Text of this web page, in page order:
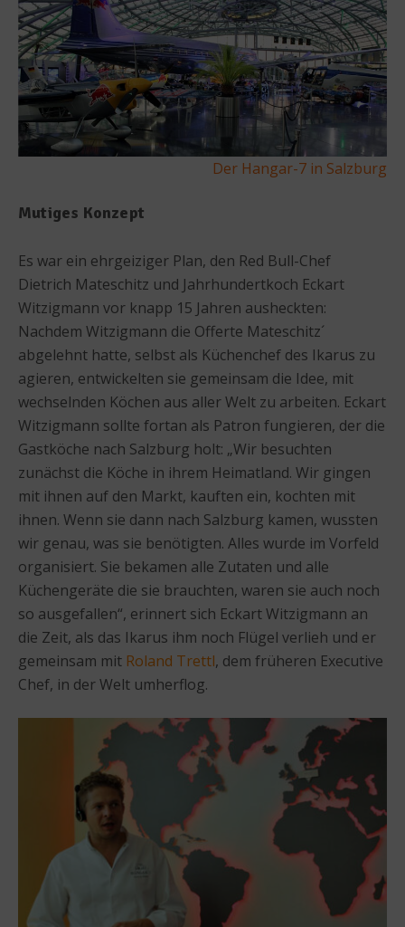
Der Hangar-7 in Salzburg
Mutiges Konzept
Es war ein ehrgeiziger Plan, den Red Bull-Chef
Dietrich Mateschitz und Jahrhundertkoch Eckart
Witzigmann vor knapp 15 Jahren ausheckten:
Nachdem Witzigmann die Offerte Mateschitz´
abgelehnt hatte, selbst als Küchenchef des Ikarus zu
agieren, entwickelten sie gemeinsam die Idee, mit
wechselnden Köchen aus aller Welt zu arbeiten. Eckart
Witzigmann sollte fortan als Patron fungieren, der die
Gastköche nach Salzburg holt: „Wir besuchten
zunächst die Köche in ihrem Heimatland. Wir gingen
mit ihnen auf den Markt, kauften ein, kochten mit
ihnen. Wenn sie dann nach Salzburg kamen, wussten
wir genau, was sie benötigten. Alles wurde im Vorfeld
organisiert. Sie bekamen alle Zutaten und alle
Küchengeräte die sie brauchten, waren sie auch noch
so ausgefallen“, erinnert sich Eckart Witzigmann an
die Zeit, als das Ikarus ihm noch Flügel verlieh und er
gemeinsam mit Roland Trettl, dem früheren Executive
Chef, in der Welt umherflog.